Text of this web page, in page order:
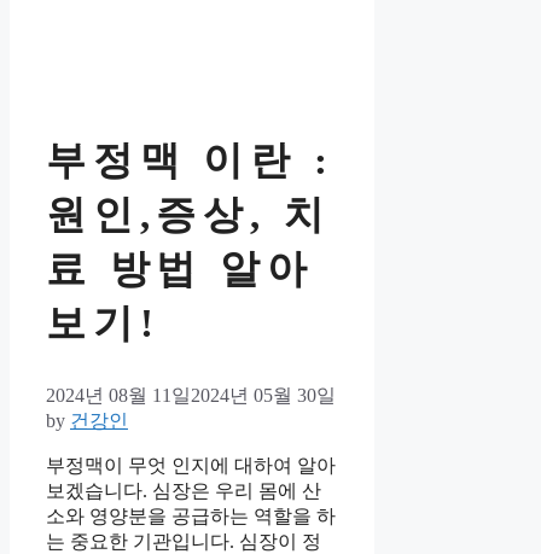
부정맥 이란 :
원인,증상, 치
료 방법 알아
보기!
2024년 08월 11일2024년 05월 30일
by 건강인
부정맥이 무엇 인지에 대하여 알아
보겠습니다. 심장은 우리 몸에 산
소와 영양분을 공급하는 역할을 하
는 중요한 기관입니다. 심장이 정